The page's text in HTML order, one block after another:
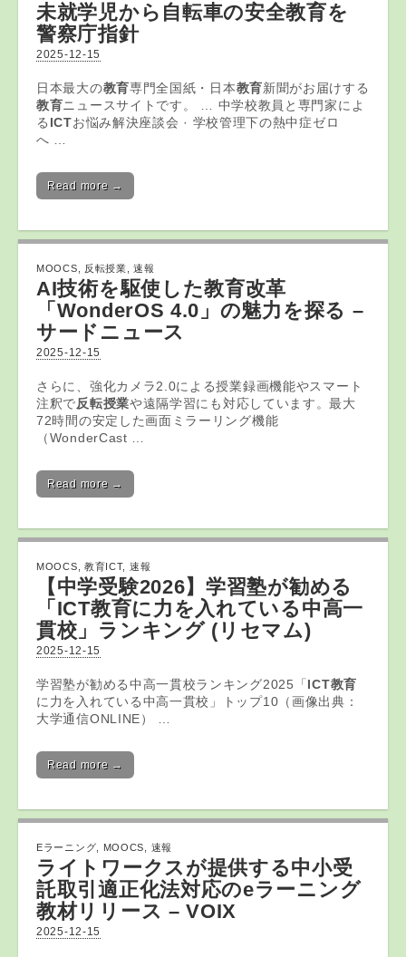
未就学児から自転車の安全教育を
警察庁指針
2025-12-15
日本最大の教育専門全国紙・日本教育新聞がお届けする
教育ニュースサイトです。 … 中学校教員と専門家によ
る ICTお悩み解決座談会 · 学校管理下の熱中症ゼロ
へ …
Read more →
MOOCS 反転授業 ,速報
AI技術を駆使した教育改革
「WonderOS 4.0」の魅力を探る –
サードニュース
2025-12-15
さらに、強化カメラ2.0による授業録画機能やスマート
注釈で反転授業や遠隔学習にも対応しています。最大
72時間の安定した画面ミラーリング機能
（WonderCast …
Read more →
MOOCS 教育ICT, 速報
【中学受験2026】学習塾が勧める
「 ICT教育に力を入れている中高一
貫校」ランキング (リセマム)
2025-12-15
学習塾が勧める中高一貫校ランキング2025「 ICT教育
に力を入れている中高一貫校」トップ10（画像出典：
大学通信ONLINE） …
Read more →
Eラーニング MOOCS 速報
ライトワークスが提供する中小受
託取引適正化法対応のeラーニング
教材リリース – VOIX
2025-12-15